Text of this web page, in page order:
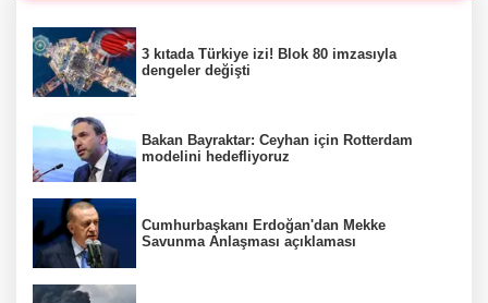
3 kıtada Türkiye izi! Blok 80 imzasıyla
dengeler değişti
Bakan Bayraktar: Ceyhan için Rotterdam
modelini hedefliyoruz
Cumhurbaşkanı Erdoğan'dan Mekke
Savunma Anlaşması açıklaması